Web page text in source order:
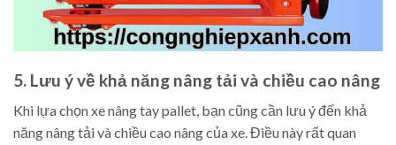
5. Lưu ý về khả năng nâng tải và chiều cao nâng
Khi lựa chọn xe nâng tay pallet, bạn cũng cần lưu ý đến khả
năng nâng tải và chiều cao nâng của xe. Điều này rất quan